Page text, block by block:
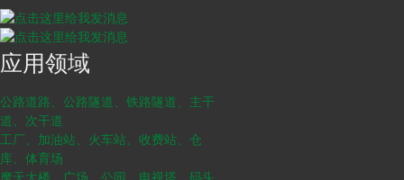
应用领域
公路道路、公路隧道、铁路隧道、主干
道、次干道
工厂、加油站、火车站、收费站、仓
库、体育场